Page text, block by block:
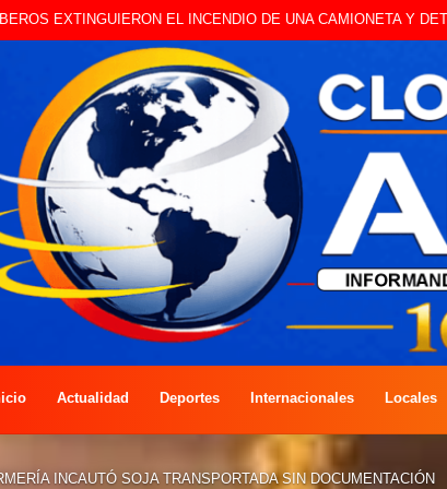
INVESTIGA ROBO A CAMBISTA OCURRIDO ESTE JUEVES
Actualidad Deportes Internacionales Locales
INCAUTÓ SOJA TRANSPORTADA SIN DOCUMENTACIÓN